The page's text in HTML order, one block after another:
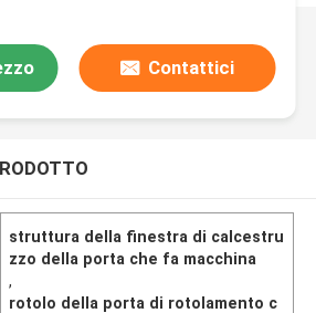
Contattici
struttura della finestra di calcestru
zzo della porta che fa macchina
,
rotolo della porta di rotolamento c